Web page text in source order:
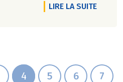
LIRE LA SUITEDE
4 5 6
7